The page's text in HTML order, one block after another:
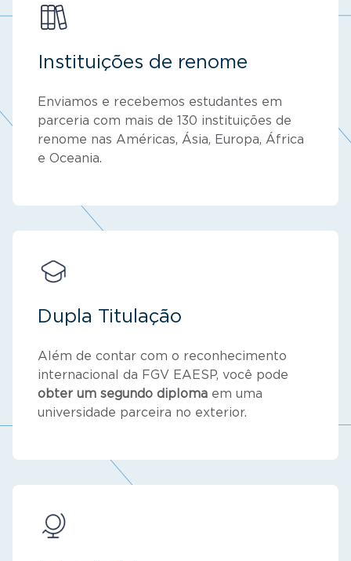
Instituições de renome
Enviamos e recebemos estudantes em
parceria com mais de 130 instituições de
renome nas Américas, Ásia, Europa, África
e Oceania.
Dupla Titulação
Além de contar com o reconhecimento
internacional da FGV EAESP, você pode
obter um segundo diploma em uma
universidade parceira no exterior.